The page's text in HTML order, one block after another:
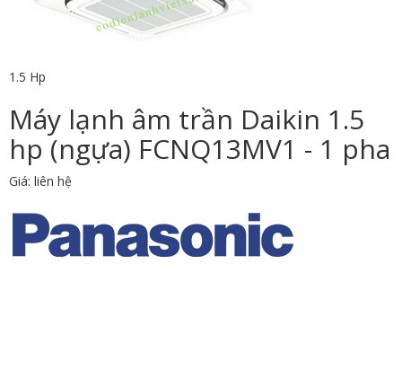
1.5 Hp
Máy lạnh âm trần Daikin 1.5
hp (ngựa) FCNQ13MV1 - 1 pha
Giá: liên hệ